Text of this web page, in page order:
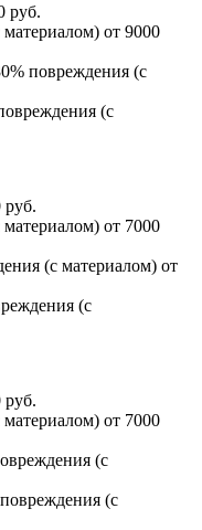
руб.
от 9000
повреждения (с
(с
руб.
от 7000
(с материалом) от
(с
руб.
от 7000
(с
(с